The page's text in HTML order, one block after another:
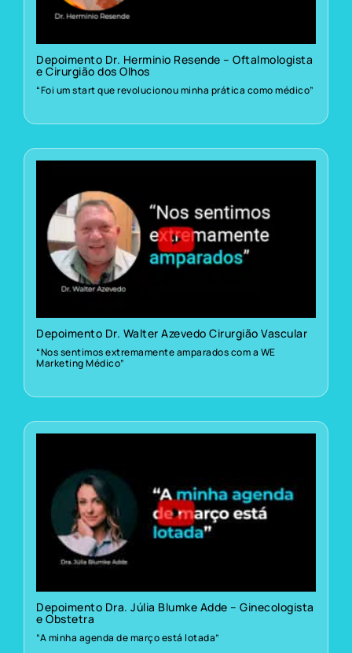
Depoimento Dr. Herminio Resende – Oftalmologista
e Cirurgião dos Olhos
“Foi um start que revolucionou minha prática como médico”
Depoimento Dr. Walter Azevedo Cirurgião Vascular
“Nos sentimos extremamente amparados com a WE
Marketing Médico”
Depoimento Dra. Júlia Blumke Adde – Ginecologista
e Obstetra
“A minha agenda de março está lotada”